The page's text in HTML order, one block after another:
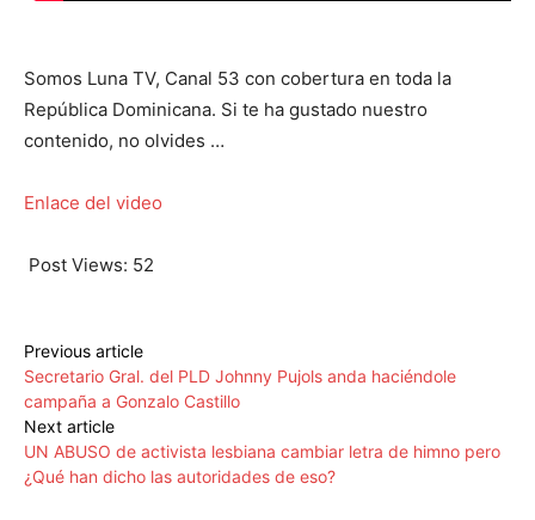
Somos Luna TV, Canal 53 con cobertura en toda la
República Dominicana. Si te ha gustado nuestro
contenido, no olvides …
Enlace del video
Post Views: 52
Previous article
Secretario Gral. del PLD Johnny Pujols anda haciéndole
campaña a Gonzalo Castillo
Next article
UN ABUSO de activista lesbiana cambiar letra de himno pero
¿Qué han dicho las autoridades de eso?